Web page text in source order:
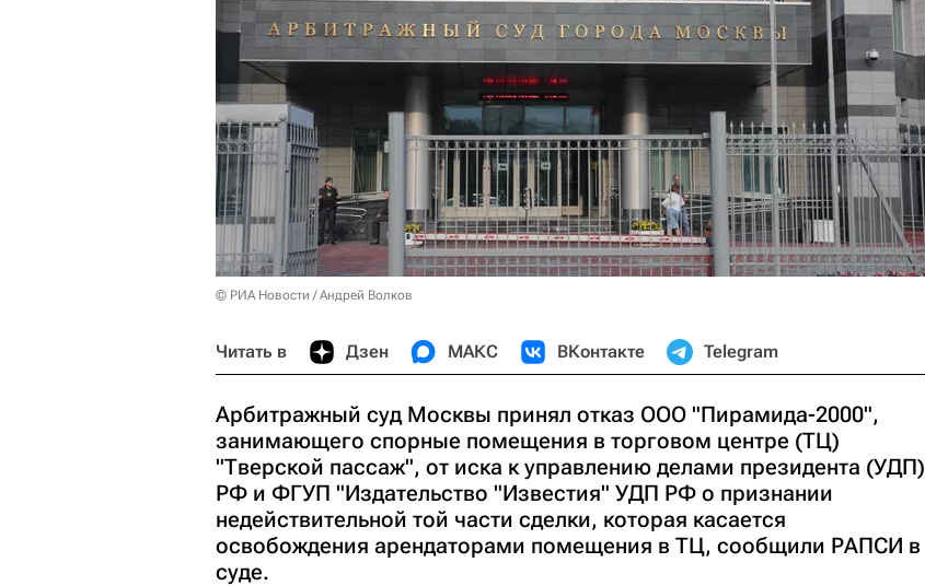
© РИА Новости / Андрей Волков
Читать в Дзен МАКС ВКонтакте Telegram
Арбитражный суд Москвы принял отказ ООО "Пирамида-2000",
занимающего спорные помещения в торговом центре (ТЦ)
"Тверской пассаж", от иска к управлению делами президента (УДП)
РФ и ФГУП "Издательство "Известия" УДП РФ о признании
недействительной той части сделки, которая касается
освобождения арендаторами помещения в ТЦ, сообщили РАПСИ в
суде.